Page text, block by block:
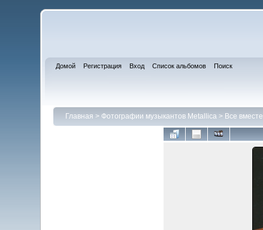
Домой Регистрация Вход Список альбомов Поиск
Главная > Фотографии музыкантов Metallica> Все вместе